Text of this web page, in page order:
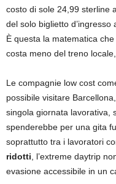
costo di sole 24,99 sterline
del solo biglietto
È questa la matematica
costa meno del treno
Le compagnie low cost
possibile visitare
singola giornata lavorativa,
spenderebbe per una gita
soprattutto tra i lavoratori
ridotti , l’extreme daytrip
evasione accessibile in un